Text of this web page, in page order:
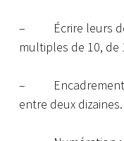
– Écrire leurs
multiples de 10, de
– Encadrement :
entre deux dizaines.